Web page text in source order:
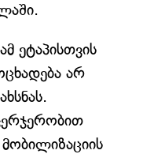
ეტაპისთვის
არ